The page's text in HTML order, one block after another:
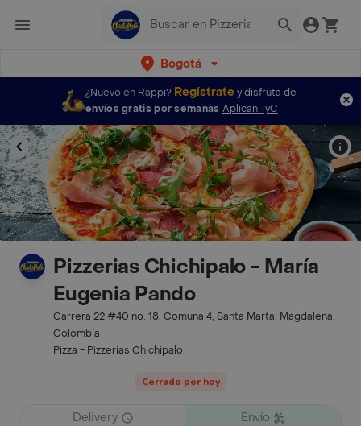
Bogotá
¿Nuevo en Rappi? Regístratey disfruta de
envíos gratis por semanas Aplican TyC
Pizzerias Chichipalo - María
Eugenia Pando
Carrera 22 #40 no. 18, Comuna 4, Santa Marta, Magdalena,
Colombia
Pizza - Pizzerias Chichipalo
Cerrado por hoy
Delivery
Envío